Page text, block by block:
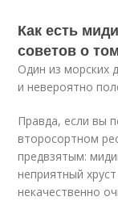
Как есть
советов о
Один из морских
и невероятно
Правда, если вы
второсортном
предвзятым:
неприятный
некачественно